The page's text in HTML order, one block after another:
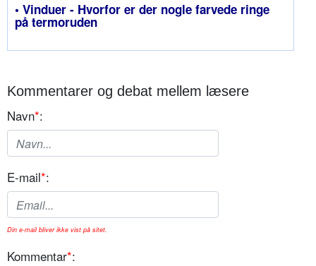
• Vinduer - Hvorfor er der nogle farvede ringe
på termoruden
Kommentarer og debat mellem læsere
Navn*:
E-mail*:
Din e-mail bliver ikke vist på sitet.
Kommentar*: